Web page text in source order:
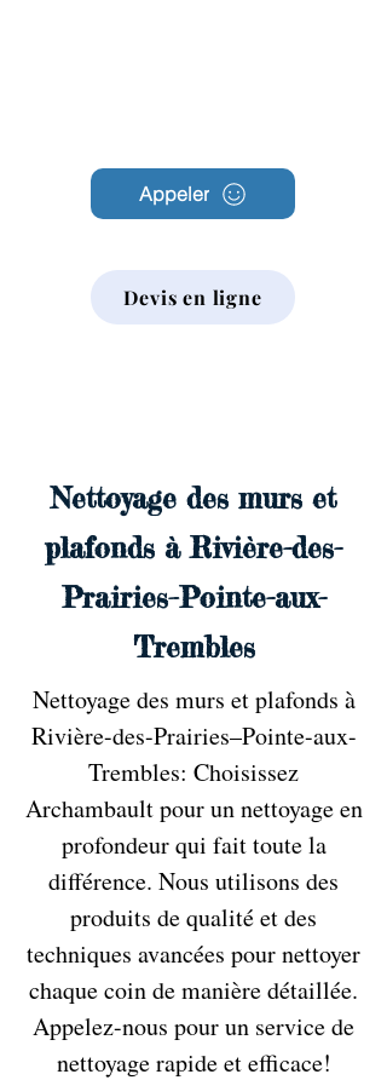
Appeler
Devis en ligne
Nettoyage des murs et
plafonds à Rivière-des-
Prairies–Pointe-aux-
Trembles
Nettoyage des murs et plafonds à
Rivière-des-Prairies–Pointe-aux-
Trembles: Choisissez
Archambault pour un nettoyage en
profondeur qui fait toute la
différence. Nous utilisons des
produits de qualité et des
techniques avancées pour nettoyer
chaque coin de manière détaillée.
Appelez-nous pour un service de
nettoyage rapide et efficace!